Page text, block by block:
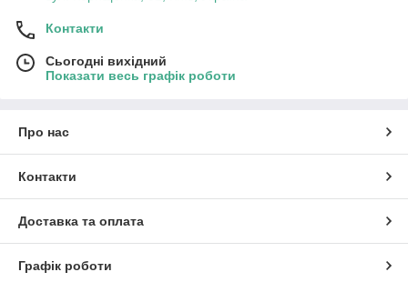
Контакти
Сьогодні вихідний
Показати весь графік роботи
Про нас
Контакти
Доставка та оплата
Графік роботи